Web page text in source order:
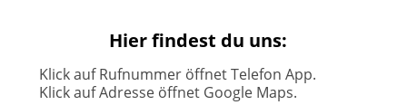
Hier findest du uns:
Klick auf Rufnummer öffnet Telefon App.
Klick auf Adresse öffnet Google Maps.